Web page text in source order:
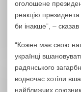
оголошене
реакцію
би інакше”, – сказав
“Кожен має свою
українці
радянського
водночас хотіли
найближчих